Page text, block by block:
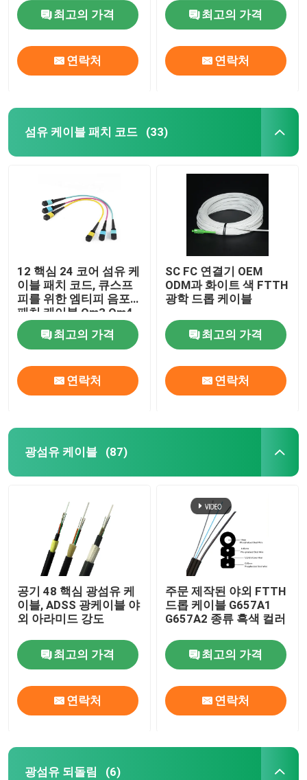
최고의 가격
연락처
최고의 가격
연락처
섬유 케이블 패치 코드 (33)
12 핵심 24 코어 섬유 케
이블 패치 코드, 큐스프
피를 위한 엠티피 음포
패치 케이블 Om3 Om4
최고의 가격
연락처
SC FC 연결기 OEM
ODM과 화이트 색 FTTH
광학 드롭 케이블
최고의 가격
연락처
광섬유 케이블 (87)
공기 48 핵심 광섬유 케
이블, ADSS 광케이블 야
외 아라미드 강도
최고의 가격
연락처
주문 제작된 야외 FTTH
드롭 케이블 G657A1
G657A2 종류 흑색 컬러
최고의 가격
연락처
광섬유 되돌림 (6)